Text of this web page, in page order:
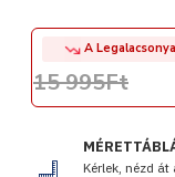
Kérlek, nézd
A
15 995Ft